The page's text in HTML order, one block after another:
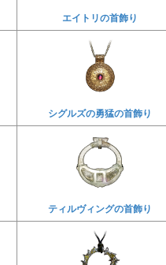
エイトリの首飾り
シグルズの勇猛の首飾り
ティルヴィングの首飾り